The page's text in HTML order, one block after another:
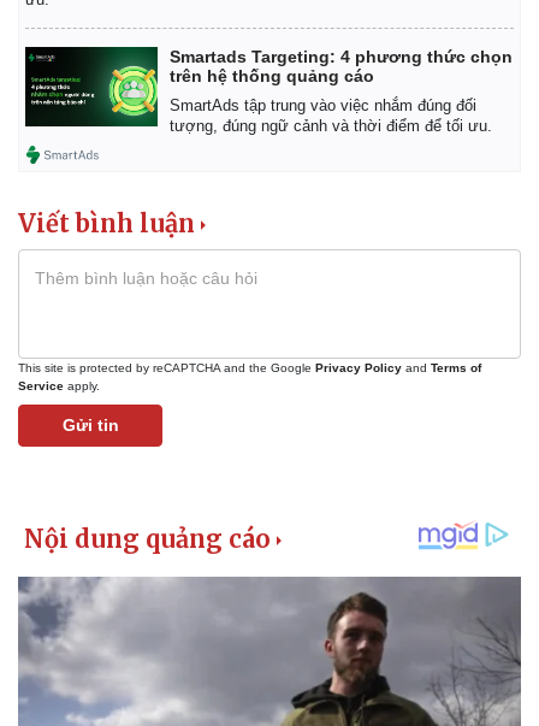
Kinh tế
Smartads Targeting: 4 phương thức chọn
trên hệ thống quảng cáo
SmartAds tập trung vào việc nhắm đúng đối
tượng, đúng ngữ cảnh và thời điểm để tối ưu.
Viết bình luận
This site is protected by reCAPTCHA and the Google Privacy Policy and Terms of
Service apply.
Gửi tin